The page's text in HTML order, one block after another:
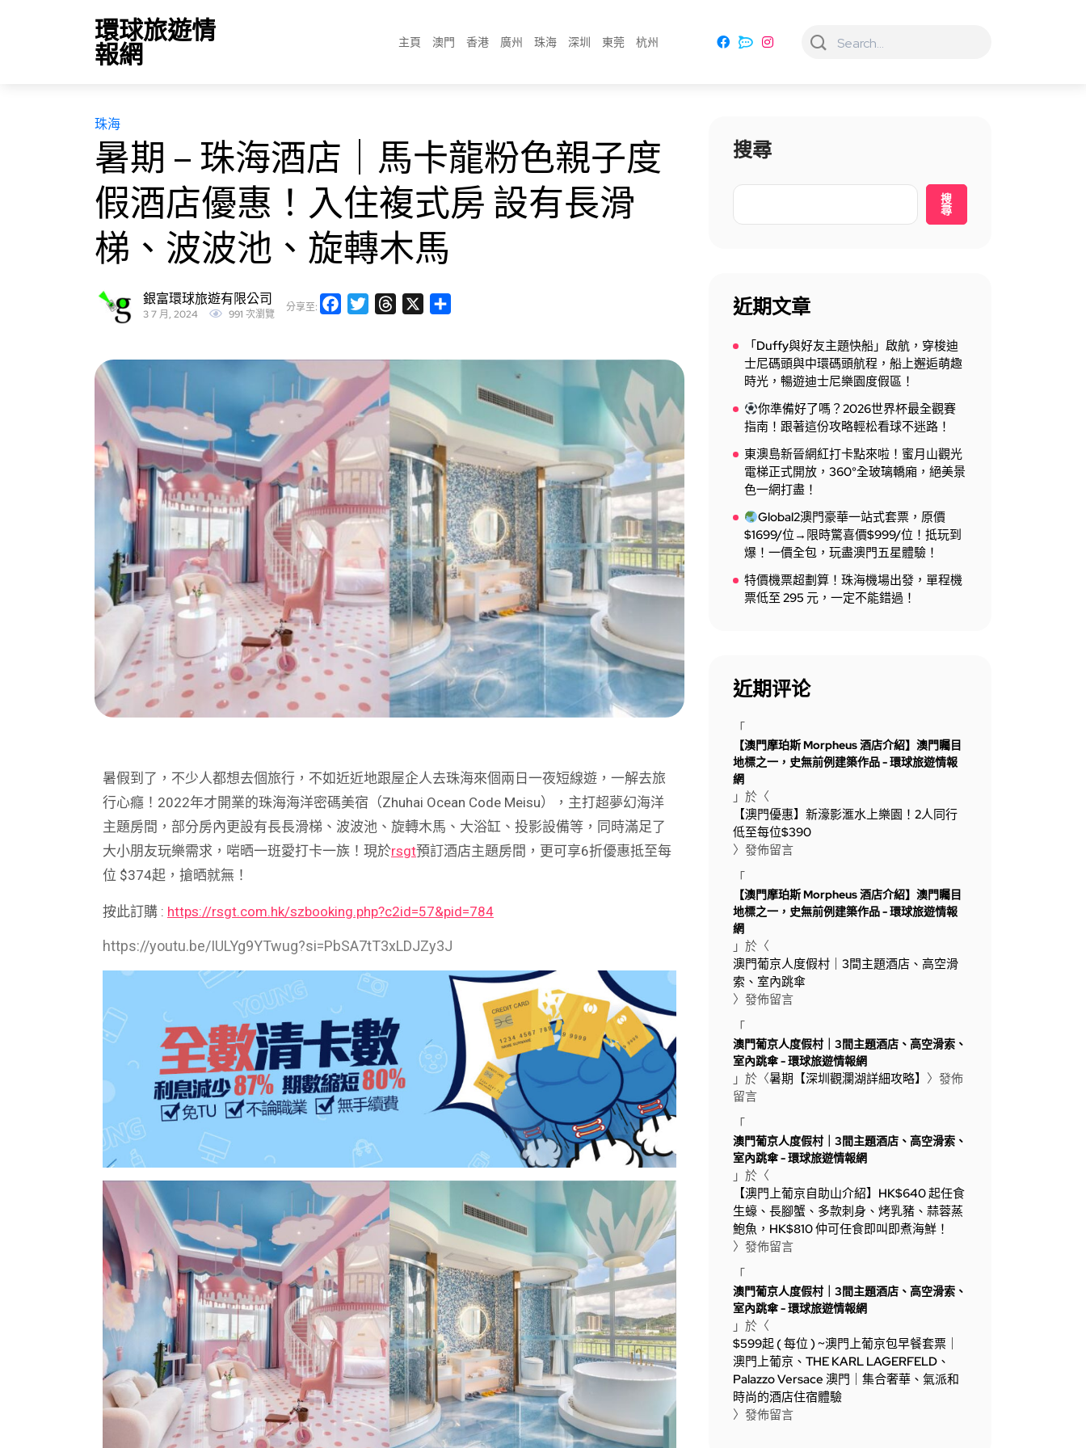
環球旅遊情
報網 主頁 澳門 香港 廣州 珠海 深圳 東莞 杭州
珠海
暑期 – 珠海酒店｜馬卡龍粉色親子度
假酒店優惠！入住複式房 設有長滑
梯、波波池、旋轉木馬
銀富環球旅遊有限公司
3 7 月, 2024 991 次瀏覽
分享至: FacebookTwitterThreads
暑假到了，不少人都想去個旅行，不如近近地跟屋企人去珠海來個兩日一夜短線遊，一解去旅
行心癮！2022年才開業的珠海海洋密碼美宿（Zhuhai Ocean Code Meisu），主打超夢幻海洋
主題房間，部分房內更設有長長滑梯、波波池、旋轉木馬、大浴缸、投影設備等，同時滿足了
大小朋友玩樂需求，啱晒一班愛打卡一族！現於rsgt預訂酒店主題房間，更可享6折優惠抵至每
位 $374起，搶晒就無！
按此訂購 : https://rsgt.com.hk/szbooking.php?c2id=57&pid=784
https://youtu.be/IULYg9YTwug?si=PbSA7tT3xLDJZy3J
搜尋
搜
尋
近期文章
「Duffy與好友主題快船」啟航，穿梭迪
士尼碼頭與中環碼頭航程，船上邂逅萌趣
時光，暢遊迪士尼樂園度假區！
你準備好了嗎？2026世界杯最全觀賽
指南！跟著這份攻略輕松看球不迷路！
東澳島新晉網紅打卡點來啦！蜜月山觀光
電梯正式開放，360°全玻璃轎廂，絕美景
色一網打盡！
Global2澳門豪華一站式套票，原價
$1699/位→限時驚喜價$999/位！抵玩到
爆！一價全包，玩盡澳門五星體驗！
特價機票超劃算！珠海機場出發，單程機
票低至 295 元，一定不能錯過！
近期评论
「
【澳門摩珀斯 Morpheus 酒店介紹】澳門矚目
地標之一，史無前例建築作品 - 環球旅遊情報
網
」於〈
【澳門優惠】新濠影滙水上樂園！2人同行
低至每位$390
〉發佈留言
「
【澳門摩珀斯 Morpheus 酒店介紹】澳門矚目
地標之一，史無前例建築作品 - 環球旅遊情報
網
」於〈
澳門葡京人度假村｜3間主題酒店、高空滑
索、室內跳傘
〉發佈留言
「
澳門葡京人度假村｜3間主題酒店、高空滑索、
室內跳傘 - 環球旅遊情報網
」於〈暑期【深圳觀瀾湖詳細攻略】 〉發佈
留言
「
澳門葡京人度假村｜3間主題酒店、高空滑索、
室內跳傘 - 環球旅遊情報網
」於〈
【澳門上葡京自助山介紹】HK$640 起任食
生蠔、長腳蟹、多款刺身、烤乳豬、蒜蓉蒸
鮑魚，HK$810 仲可任食即叫即煮海鮮！
〉發佈留言
「
澳門葡京人度假村｜3間主題酒店、高空滑索、
室內跳傘 - 環球旅遊情報網
」於〈
$599起 ( 每位 ) ~澳門上葡京包早餐套票｜
澳門上葡京、THE KARL LAGERFELD、
Palazzo Versace 澳門｜集合奢華、氣派和
時尚的酒店住宿體驗
〉發佈留言